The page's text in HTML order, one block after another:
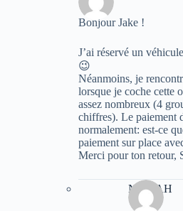
Bonjour Jake !
J’ai réservé un
😉
Néanmoins, je
lorsque je coche cette
assez nombreux (4
chiffres). Le paiement
normalement: est-ce
paiement sur place
Merci pour ton retour,
NadiaAH